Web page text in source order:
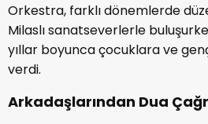
Orkestra, farklı dönemlerde
Milaslı sanatseverlerle
yıllar boyunca çocuklara ve
verdi.
Arkadaşlarından Dua